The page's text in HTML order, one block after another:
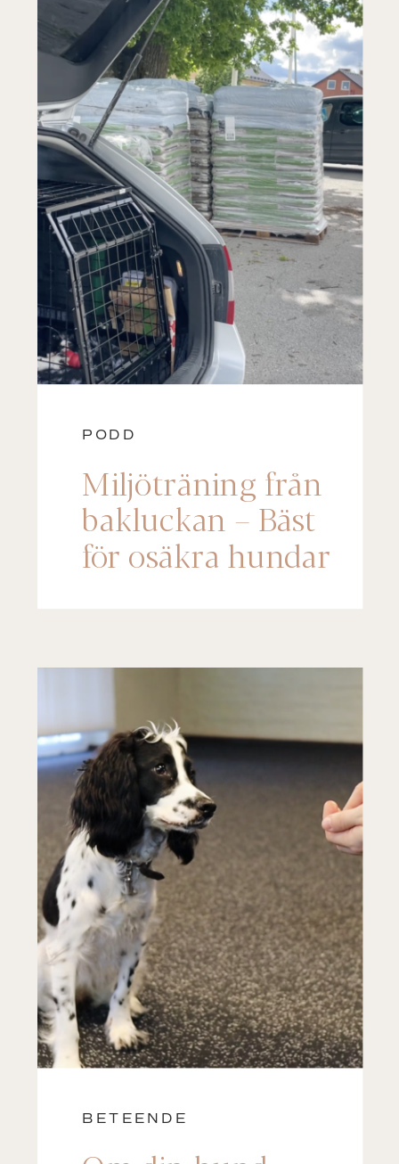
PODD
Miljöträning från
bakluckan – Bäst
för osäkra hundar
BETEENDE